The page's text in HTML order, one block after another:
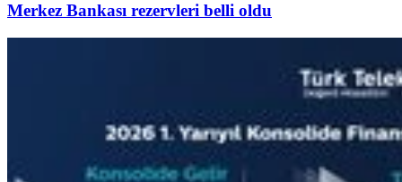
Merkez Bankası rezervleri belli oldu